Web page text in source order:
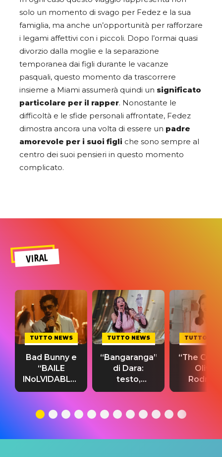
solo un momento di svago per Fedez e la sua
famiglia, ma anche un’opportunità per rafforzare
i legami affettivi con i piccoli. Dopo l’ormai quasi
divorzio dalla moglie e la separazione
temporanea dai figli durante le vacanze
pasquali, questo momento da trascorrere
insieme a Miami assumerà quindi un significato
particolare per il rapper. Nonostante le
difficoltà e le sfide personali affrontate, Fedez
dimostra ancora una volta di essere un padre
amorevole per i suoi figli che sono sempre al
centro dei suoi pensieri in questo momento
complicato.
VIRAL
TUTTO NEWS
Bad Bunny e
“BAILE
INoLVIDABLE”:
testo,
significato
TUTTO NEWS
“Bangaranga”
di Dara:
testo,
traduzione e
del singolo
TUTTO
“The
Olivia
testo,